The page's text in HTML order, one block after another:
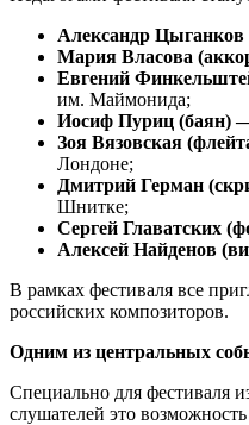
Александр
Мария Власова
Евгений
им. Маймонида;
Иосиф Пуриц (баян)
Зоя Вязовская
Лондоне;
Дмитрий Герман
Шнитке;
Сергей Главатских
Алексей Найденов
В рамках фестиваля все
российских композиторов.
Одним из центральных
Специально для фестиваля
слушателей это